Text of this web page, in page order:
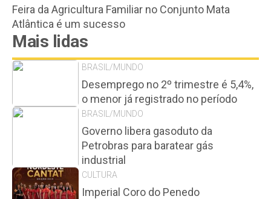
Feira da Agricultura Familiar no Conjunto Mata
Atlântica é um sucesso
Mais lidas
BRASIL/MUNDO
Desemprego no 2º trimestre é 5,4%,
o menor já registrado no período
BRASIL/MUNDO
Governo libera gasoduto da
Petrobras para baratear gás
industrial
CULTURA
Imperial Coro do Penedo